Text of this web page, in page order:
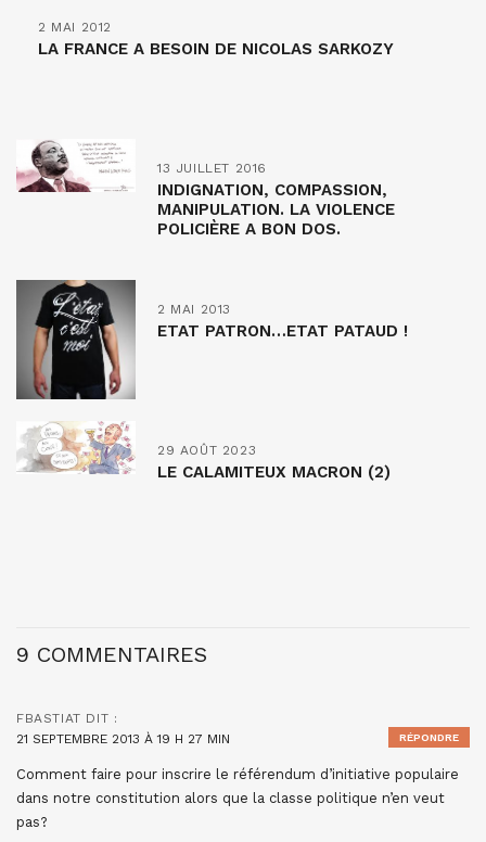
2 MAI 2012
LA FRANCE A BESOIN DE NICOLAS SARKOZY
13 JUILLET 2016
INDIGNATION, COMPASSION,
MANIPULATION. LA VIOLENCE
POLICIÈRE A BON DOS.
2 MAI 2013
ETAT PATRON…ETAT PATAUD !
29 AOÛT 2023
LE CALAMITEUX MACRON (2)
9 COMMENTAIRES
FBASTIAT DIT :
21 SEPTEMBRE 2013 À 19 H 27 MIN
Comment faire pour inscrire le référendum d’initiative populaire
dans notre constitution alors que la classe politique n’en veut
pas?
RÉPONDRE